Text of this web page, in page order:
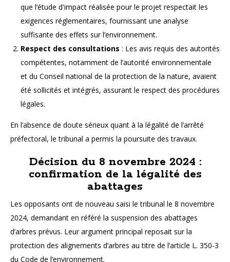
que l’étude d'impact réalisée pour le projet respectait les
exigences réglementaires, fournissant une analyse
suffisante des effets sur l’environnement.
Respect des consultations : Les avis requis des autorités
compétentes, notamment de l’autorité environnementale
et du Conseil national de la protection de la nature, avaient
été sollicités et intégrés, assurant le respect des procédures
légales.
En l’absence de doute sérieux quant à la légalité de l’arrêté
préfectoral, le tribunal a permis la poursuite des travaux.
Décision du 8 novembre 2024 :
confirmation de la légalité des
abattages
Les opposants ont de nouveau saisi le tribunal le 8 novembre
2024, demandant en référé la suspension des abattages
d’arbres prévus. Leur argument principal reposait sur la
protection des alignements d’arbres au titre de l’article L. 350-3
du Code de l’environnement.